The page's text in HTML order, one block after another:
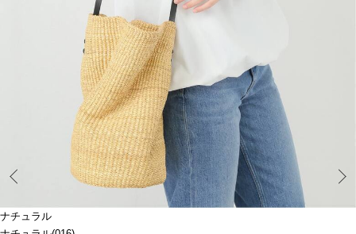
ナチュラル